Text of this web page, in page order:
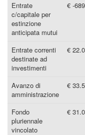
Entrate
c/capitale per
estinzione
anticipata mutui
€ -
Entrate correnti
destinate ad
investimenti
€
Avanzo di
amministrazione
€
Fondo
pluriennale
vincolato
€